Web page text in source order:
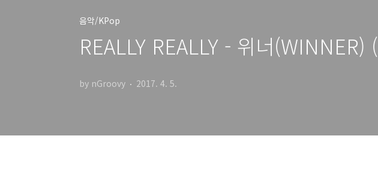
음악/KPop
REALLY REALLY - 위너
by nGroovy 2017. 4. 5.